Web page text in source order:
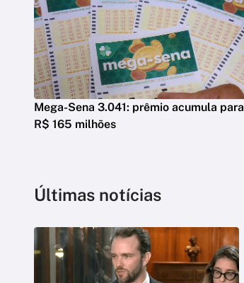
Mega-Sena 3.041: prêmio acumula para
R$ 165 milhões
Últimas notícias